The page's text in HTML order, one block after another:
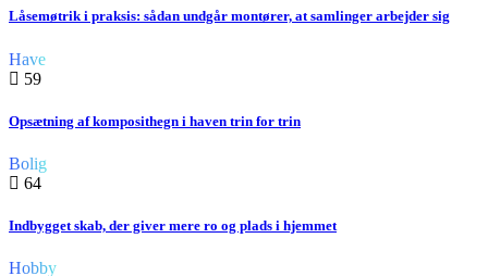
Låsemøtrik i praksis: sådan undgår montører, at samlinger arbejder sig
Have
59
Opsætning af komposithegn i haven trin for trin
Bolig
64
Indbygget skab, der giver mere ro og plads i hjemmet
Hobby